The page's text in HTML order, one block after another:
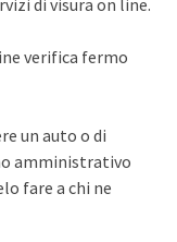
di visura on line.
verifica fermo
un auto o di
amministrativo
fare a chi ne